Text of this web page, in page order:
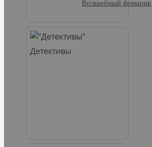
Детективы
Волшебный фонарик